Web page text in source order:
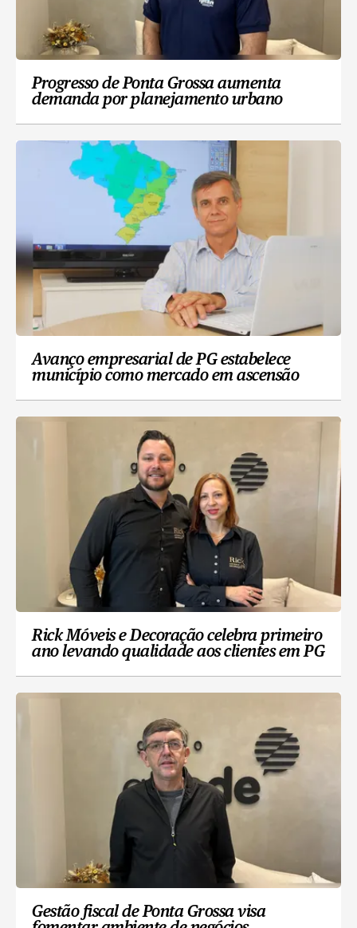
Progresso de Ponta Grossa aumenta
demanda por planejamento urbano
Avanço empresarial de PG estabelece
município como mercado em ascensão
Rick Móveis e Decoração celebra primeiro
ano levando qualidade aos clientes em PG
Gestão fiscal de Ponta Grossa visa